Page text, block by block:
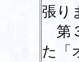
張り
第
た「